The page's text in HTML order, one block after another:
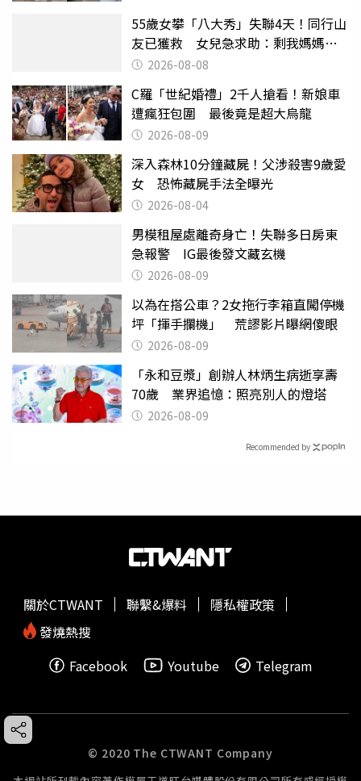
55歲女攀「八大秀」失聯4天！同行山
友已獲救 女兒急求助：剩我媽媽還
沒找到
2026-08-08
C羅「世紀婚禮」2千人搶看！新娘車
遭瘋狂包圍 最後竟是超大烏龍
2026-08-09
深入森林10分鐘藏屍！父涉殺害9歲愛
女 恐怖藏屍手法全曝光
2026-08-04
男模租屋處離奇身亡！失聯多日房東
急報警 IG最後發文藏玄機
2026-08-09
以為在搭公車？2女拖行李箱直闖停機
坪「揮手攔機」 荒謬影片曝網傻眼
2026-08-09
「永和豆漿」創辦人林炳生病逝享壽
70歲 業界追憶：照亮別人的燈塔
2026-08-09
Recommended by
關於CTWANT 聯繫&爆料
隱私權政策
發燒熱搜
Facebook
Youtube Telegram
© 2020 The CTWANT Company